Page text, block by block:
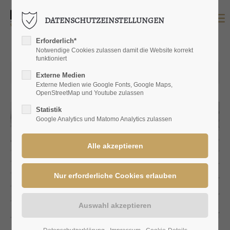
LOGIN
Benutzername
Passwort
Anmelden
|Lost your password?
SUPPORT
24.10.2023 11:19
DATENSCHUTZEINSTELLUNGEN
Erforderlich*
Notwendige Cookies zulassen damit die Website korrekt
funktioniert
Externe Medien
Externe Medien wie Google Fonts, Google Maps,
OpenStreetMap und Youtube zulassen
Statistik
Google Analytics und Matomo Analytics zulassen